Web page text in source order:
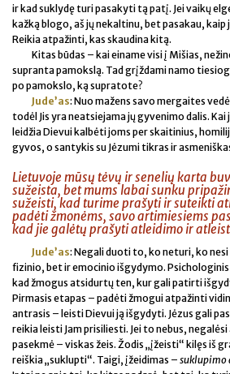
ir kad suklydę turi pasakyti tą patį. Jei vaikų
kažką blogo, aš jų nekaltinu, bet pasakau, kaip
Reikia atpažinti, kas skaudina kitą.
Kitas būdas – kai einame visi į Mišias,
supranta pamokslą. Tad grįždami namo
po pamokslo, ką supratote?
Jude’as: Nuo mažens savo mergaites
todėl Jis yra neatsiejama jų gyvenimo dalis.
leidžia Dievui kalbėti joms per skaitinius,
gyvos, o santykis su Jėzumi tikras ir
Lietuvoje mūsų tėvų ir senelių karta
sužeista, bet mums labai sunku
sužeisti, kad turime prašyti ir suteikti
padėti žmonėms, savo artimiesiems
kad jie galėtų prašyti atleidimo ir
Jude’as: Negali duoti to, ko neturi, ko
fizinio, bet ir emocinio išgydymo.
kad žmogus atsidurtų ten, kur gali patirti
Pirmasis etapas – padėti žmogui atpažinti
antrasis – leisti Dievui ją išgydyti. Jėzus gali
reikia leisti Jam prisiliesti. Jei to nebus,
pasekmė – viskas žeis. Žodis „įžeisti“ kilęs iš
reiškia „suklupti“. Taigi, įžeidimas – suklupimo